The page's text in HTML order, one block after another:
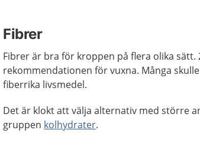
Fibrer
Fibrer är bra för kroppen på flera olika sätt.
rekommendationen för vuxna. Många
fiberrika livsmedel.
Det är klokt att välja alternativ med större
gruppen kolhydrater.